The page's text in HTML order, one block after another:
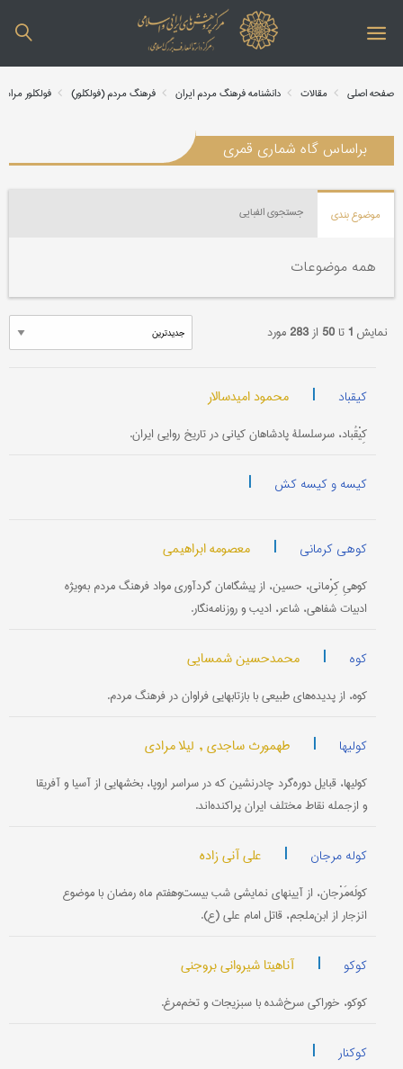
صفحه اصلی مقالات دانشنامه فرهنگ مردم ایران فرهنگ مردم (فولکلور) فولکلور
براساس گاه شماری قمری
موضوع بندی جستجوی الفبایی
همه موضوعات
نمایش 1تا50 از283مورد
کیقباد | محمود امیدسالار
کِیْقُباد، سرسلسلۀ پادشاهان کیانی در تاریخ روایی ایران.
کیسه و کیسه کش |
کوهی کرمانی | معصومه ابراهیمی
کوهیِ کِرْمانی، حسین، از پیشگامان گردآوری مواد فرهنگ مردم به‌ویژه
ادبیات شفاهی، شاعر، ادیب و روزنامه‌نگار.
کوه | محمدحسین شمسایی
کوه، از پدیده‌های طبیعی با بازتابهایی فراوان در فرهنگ مردم.
کولیها | طهمورث ساجدی , لیلا مرادی
کولیها، قبایل دوره‌گرد چادرنشین که در سراسر اروپا، بخشهایی از آسیا و آفریقا
و ازجمله نقاط مختلف ایران پراکنده‌اند.
کوله مرجان | علی آنی زاده
کولَه‌مَرْجان، از آیینهای نمایشی شب بیست‌وهفتم ماه رمضان با موضوع
انزجار از ابن‌ملجم، قاتل امام علی (ع).
کوکو | آناهیتا شیروانی بروجنی
کوکو، خوراکی سرخ‌شده با سبزیجات و تخم‌مرغ.
کوکنار |